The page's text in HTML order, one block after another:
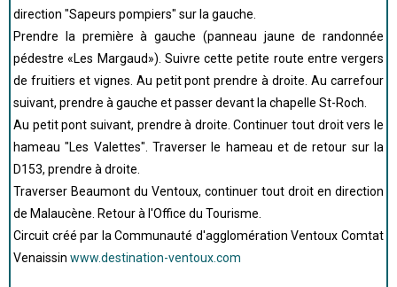
direction "Sapeurs pompiers" sur la gauche.
Prendre la première à gauche (panneau jaune de randonnée
pédestre «Les Margaud»). Suivre cette petite route entre vergers
de fruitiers et vignes. Au petit pont prendre à droite. Au carrefour
suivant, prendre à gauche et passer devant la chapelle St-Roch.
Au petit pont suivant, prendre à droite. Continuer tout droit vers le
hameau "Les Valettes". Traverser le hameau et de retour sur la
D153, prendre à droite.
Traverser Beaumont du Ventoux, continuer tout droit en direction
de Malaucène. Retour à l'Office du Tourisme.
Circuit créé par la Communauté d'agglomération Ventoux Comtat
Venaissin www.destination-ventoux.com